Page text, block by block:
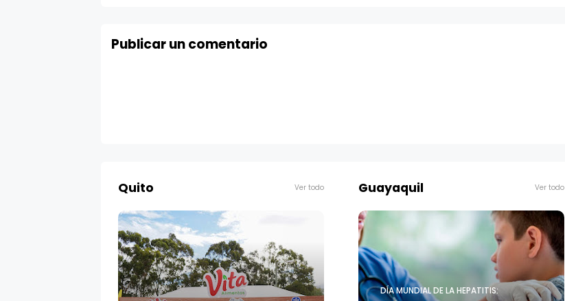
Publicar un comentario
Quito Ver todo Guayaquil Ver todo
DÍA MUNDIAL DE LA HEPATITIS: